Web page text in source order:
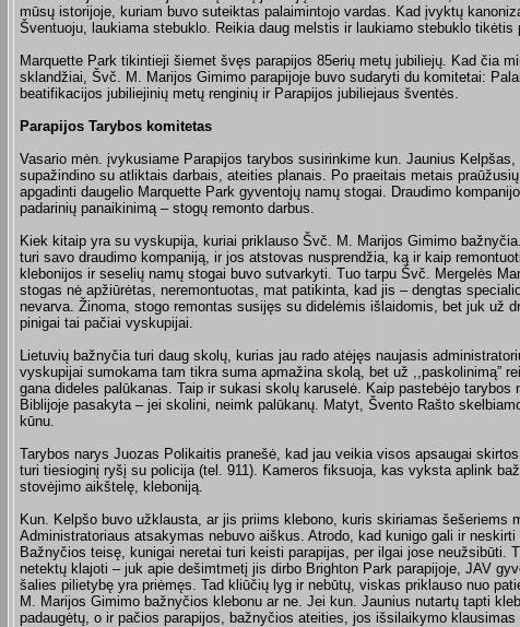
mūsų istorijoje, kuriam buvo suteiktas palaimintojo vardas. Kad įvyktų
Šventuoju, laukiama stebuklo. Reikia daug melstis ir laukiamo stebuklo tikėtis
Marquette Park tikintieji šiemet švęs parapijos 85erių metų jubiliejų. Kad čia
sklandžiai, Švč. M. Marijos Gimimo parapijoje buvo sudaryti du komitetai:
beatifikacijos jubiliejinių metų renginių ir Parapijos jubiliejaus šventės.
Parapijos Tarybos komitetas
Vasario mėn. įvykusiame Parapijos tarybos susirinkime kun. Jaunius
supažindino su atliktais darbais, ateities planais. Po praeitais metais
apgadinti daugelio Marquette Park gyventojų namų stogai. Draudimo
padarinių panaikinimą – stogų remonto darbus.
Kiek kitaip yra su vyskupija, kuriai priklauso Švč. M. Marijos Gimimo
turi savo draudimo kompaniją, ir jos atstovas nusprendžia, ką ir kaip
klebonijos ir seselių namų stogai buvo sutvarkyti. Tuo tarpu Švč. Mergelės
stogas nė apžiūrėtas, neremontuotas, mat patikinta, kad jis – dengtas
nevarva. Žinoma, stogo remontas susijęs su didelėmis išlaidomis, bet juk už
pinigai tai pačiai vyskupijai.
Lietuvių bažnyčia turi daug skolų, kurias jau rado atėjęs naujasis
vyskupijai sumokama tam tikra suma apmažina skolą, bet už ,,paskolinimą”
gana dideles palūkanas. Taip ir sukasi skolų karuselė. Kaip pastebėjo tarybos
Biblijoje pasakyta – jei skolini, neimk palūkanų. Matyt, Švento Rašto
kūnu.
Tarybos narys Juozas Polikaitis pranešė, kad jau veikia visos apsaugai
turi tiesioginį ryšį su policija (tel. 911). Kameros fiksuoja, kas vyksta aplink
stovėjimo aikštelę, kleboniją.
Kun. Kelpšo buvo užklausta, ar jis priims klebono, kuris skiriamas šešeriems
Administratoriaus atsakymas nebuvo aiškus. Atrodo, kad kunigo gali ir neskirti
Bažnyčios teisę, kunigai neretai turi keisti parapijas, per ilgai jose neužsibūti.
netektų klajoti – juk apie dešimtmetį jis dirbo Brighton Park parapijoje, JAV
šalies pilietybę yra priėmęs. Tad kliūčių lyg ir nebūtų, viskas priklauso nuo
M. Marijos Gimimo bažnyčios klebonu ar ne. Jei kun. Jaunius nutartų tapti
padaugėtų, o ir pačios parapijos, bažnyčios ateities, jos išsilaikymo klausimas